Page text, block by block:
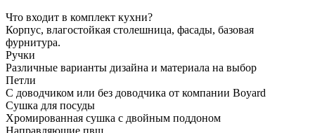
Что входит в комплект кухни?
Корпус, влагостойкая столешница, фасады, базовая
фурнитура.
Ручки
Различные варианты дизайна и материала на выбор
Петли
С доводчиком или без доводчика от компании Boyard
Сушка для посуды
Хромированная сушка с двойным поддоном
Направляющие пвш